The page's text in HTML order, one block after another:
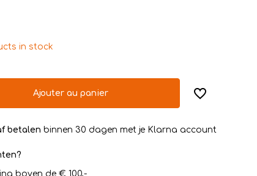
in stock
Ajouter au panier
betalen binnen 30 dagen met je Klarna account
boven de € 100,-